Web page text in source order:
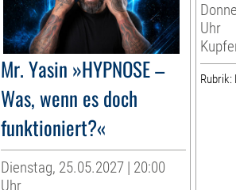
Mr. Yasin »HYPNOSE –
Was, wenn es doch
funktioniert?«
Dienstag, 25.05.2027 | 20:00
Uhr
Uhr
Rubrik: